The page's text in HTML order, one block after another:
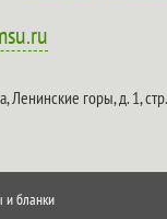
Ленинские горы, д. 1,
и бланки